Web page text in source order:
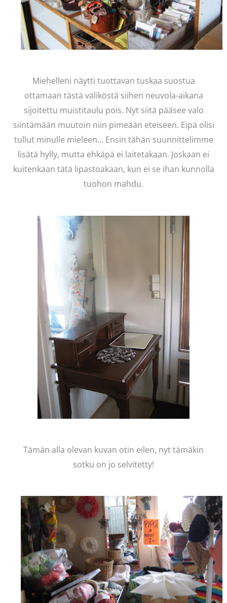
Miehelleni näytti tuottavan tuskaa suostua
ottamaan tästä väliköstä siihen neuvola-aikana
sijoitettu muistitaulu pois. Nyt siitä pääsee valo
siintämään muutoin niin pimeään eteiseen. Eipä olisi
tullut minulle mieleen… Ensin tähän suunnittelimme
lisätä hylly, mutta ehkäpä ei laitetakaan. Joskaan ei
kuitenkaan tätä lipastoakaan, kun ei se ihan kunnolla
tuohon mahdu.
Tämän alla olevan kuvan otin eilen, nyt tämäkin
sotku on jo selvitetty!